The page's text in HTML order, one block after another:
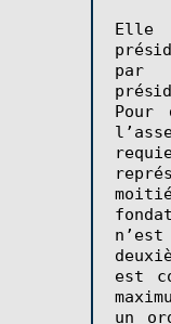
Elle
p
Pour
l’ a
est
un